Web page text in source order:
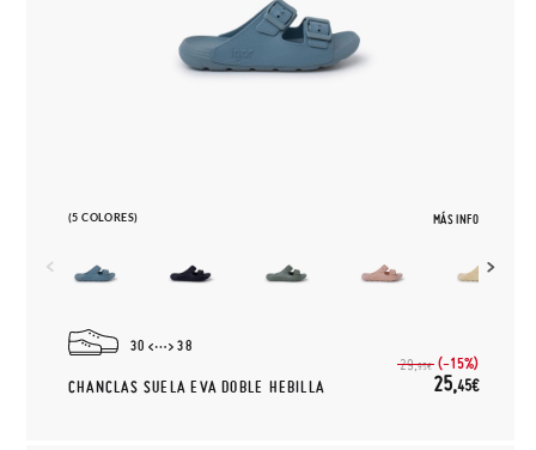
(5 COLORES) MÁS INFO
30 38
CHANCLAS SUELA EVA DOBLE HEBILLA
29,95€ (-15%)
25,45€